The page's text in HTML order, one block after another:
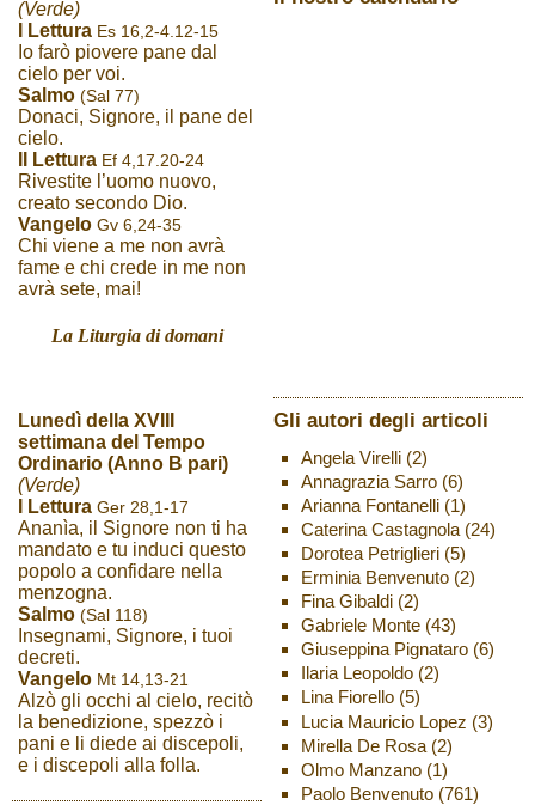
(Verde)
I Lettura Es 16,2-4.12-15
Io farò piovere pane dal
cielo per voi.
Salmo (Sal 77)
Donaci, Signore, il pane del
cielo.
II Lettura Ef 4,17.20-24
Rivestite l’uomo nuovo,
creato secondo Dio.
Vangelo Gv 6,24-35
Chi viene a me non avrà
fame e chi crede in me non
avrà sete, mai!
La Liturgia di domani
Lunedì della XVIII
settimana del Tempo
Ordinario (Anno B pari)
(Verde)
I Lettura Ger 28,1-17
Ananìa, il Signore non ti ha
mandato e tu induci questo
popolo a confidare nella
menzogna.
Salmo (Sal 118)
Insegnami, Signore, i tuoi
decreti.
Vangelo Mt 14,13-21
Alzò gli occhi al cielo, recitò
la benedizione, spezzò i
pani e li diede ai discepoli,
e i discepoli alla folla.
Gli autori degli articoli
Angela Virelli(2)
Annagrazia Sarro(6)
Arianna Fontanelli(1)
Caterina Castagnola(24)
Dorotea Petriglieri(5)
Erminia Benvenuto(2)
Fina Gibaldi(2)
Gabriele Monte(43)
Giuseppina Pignataro(6)
Ilaria Leopoldo(2)
Lina Fiorello(5)
Lucia Mauricio Lopez (3)
Mirella De Rosa(2)
Olmo Manzano(1)
Paolo Benvenuto(761)